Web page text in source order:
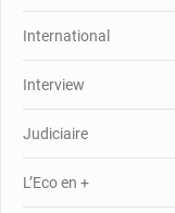
International
Interview
Judiciaire
L’Eco en +